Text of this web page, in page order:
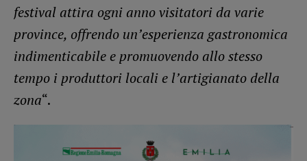
festival attira ogni anno visitatori da varie
province, offrendo un’esperienza gastronomica
indimenticabile e promuovendo allo stesso
tempo i produttori locali e l’artigianato della
zona“.